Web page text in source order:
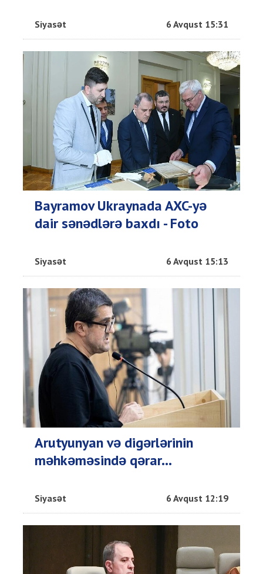
Siyasət 6 Avqust 15:31
Bayramov Ukraynada AXC-yə
dair sənədlərə baxdı - Foto
Siyasət 6 Avqust 15:13
Arutyunyan və digərlərinin
məhkəməsində qərar...
Siyasət 6 Avqust 12:19